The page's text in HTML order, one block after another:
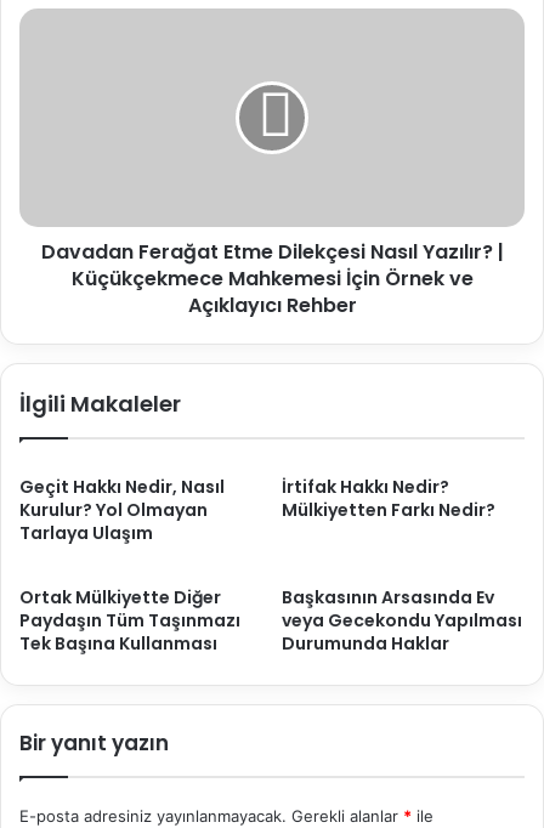
Rehber
Davadan
Mahkemesi
İçinDavadan Ferağat Etme Dilekçesi Nasıl Yazılır? |
Küçükçekmece Mahkemesi İçin Örnek ve
Açıklayıcı Rehber
İlgili Makaleler
Geçit Hakkı Nedir, Nasıl
Kurulur? Yol Olmayan
Tarlaya Ulaşım
İrtifak Hakkı Nedir?
Mülkiyetten Farkı Nedir?
Ortak Mülkiyette Diğer
Paydaşın Tüm Taşınmazı
Tek Başına Kullanması
Başkasının Arsasında Ev
veya Gecekondu Yapılması
Durumunda Haklar
Bir yanıt yazın
E-posta adresiniz yayınlanmayacak. Gerekli alanlar * ile